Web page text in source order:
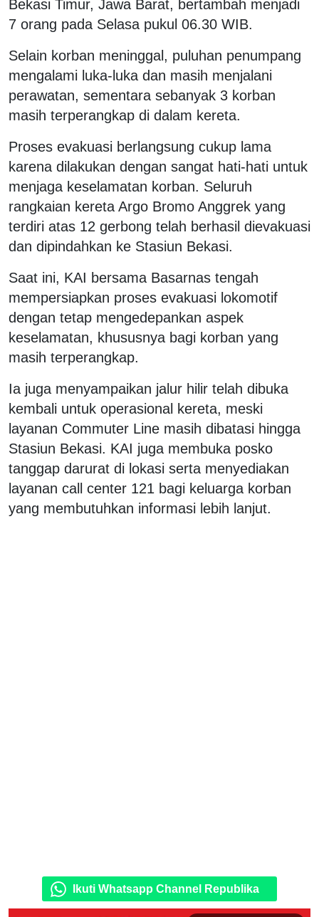
Bekasi Timur, Jawa Barat, bertambah menjadi
7 orang pada Selasa pukul 06.30 WIB.
Selain korban meninggal, puluhan penumpang
mengalami luka-luka dan masih menjalani
perawatan, sementara sebanyak 3 korban
masih terperangkap di dalam kereta.
Proses evakuasi berlangsung cukup lama
karena dilakukan dengan sangat hati-hati untuk
menjaga keselamatan korban. Seluruh
rangkaian kereta Argo Bromo Anggrek yang
terdiri atas 12 gerbong telah berhasil dievakuasi
dan dipindahkan ke Stasiun Bekasi.
Saat ini, KAI bersama Basarnas tengah
mempersiapkan proses evakuasi lokomotif
dengan tetap mengedepankan aspek
keselamatan, khususnya bagi korban yang
masih terperangkap.
Ia juga menyampaikan jalur hilir telah dibuka
kembali untuk operasional kereta, meski
layanan Commuter Line masih dibatasi hingga
Stasiun Bekasi. KAI juga membuka posko
tanggap darurat di lokasi serta menyediakan
layanan call center 121 bagi keluarga korban
yang membutuhkan informasi lebih lanjut.
Ikuti Whatsapp Channel Republika